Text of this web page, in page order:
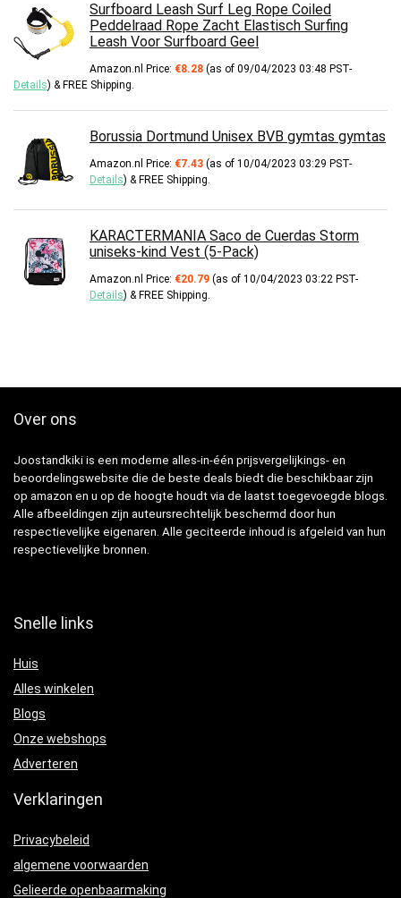
Surfboard Leash Surf Leg Rope Coiled
Peddelraad Rope Zacht Elastisch Surfing
Leash Voor Surfboard Geel
Amazon.nl Price: €8.28 (as of 09/04/2023 03:48 PST-
Details) & FREE Shipping.
Borussia Dortmund Unisex BVB gymtas gymtas
Amazon.nl Price: €7.43 (as of 10/04/2023 03:29 PST-
Details) & FREE Shipping.
KARACTERMANIA Saco de Cuerdas Storm
uniseks-kind Vest (5-Pack)
Amazon.nl Price: €20.79 (as of 10/04/2023 03:22 PST-
Details) & FREE Shipping.
Over ons
Joostandkiki is een moderne alles-in-één prijsvergelijkings- en
beoordelingswebsite die de beste deals biedt die beschikbaar zijn
op amazon en u op de hoogte houdt via de laatst toegevoegde blogs.
Alle afbeeldingen zijn auteursrechtelijk beschermd door hun
respectievelijke eigenaren. Alle geciteerde inhoud is afgeleid van hun
respectievelijke bronnen.
Snelle links
Huis
Alles winkelen
Blogs
Onze webshops
Adverteren
Verklaringen
Privacybeleid
algemene voorwaarden
Gelieerde openbaarmaking